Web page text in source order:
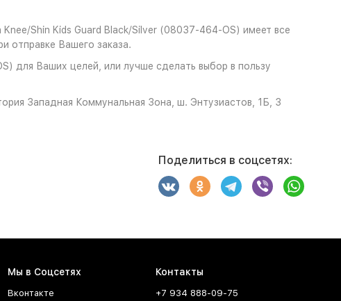
Shin Kids Guard Black/Silver (08037-464-OS) имеет все
отправке Вашего заказа.
для Ваших целей, или лучше сделать выбор в пользу
Западная Коммунальная Зона, ш. Энтузиастов, 1Б, 3
Поделиться в соцсетях:
Мы в Соцсетях
Вконтакте
Контакты
+7 934 888-09-75